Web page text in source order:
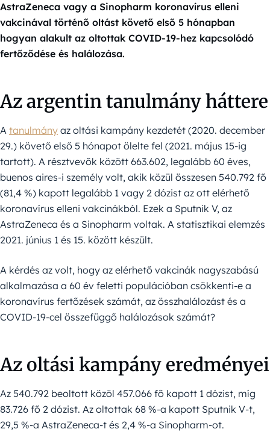
AstraZeneca vagy a Sinopharm koronavírus elleni
vakcinával történő oltást követő első 5 hónapban
hogyan alakult az oltottak COVID-19-hez kapcsolódó
fertőződése és halálozása.
Az argentin tanulmány háttere
A tanulmány az oltási kampány kezdetét (2020. december
29.) követő első 5 hónapot ölelte fel (2021. május 15-ig
tartott). A résztvevők között 663.602, legalább 60 éves,
buenos aires-i személy volt, akik közül összesen 540.792 fő
(81,4 %) kapott legalább 1 vagy 2 dózist az ott elérhető
koronavírus elleni vakcinákból. Ezek a Sputnik V, az
AstraZeneca és a Sinopharm voltak. A statisztikai elemzés
2021. június 1 és 15. között készült.
A kérdés az volt, hogy az elérhető vakcinák nagyszabású
alkalmazása a 60 év feletti populációban csökkenti-e a
koronavírus fertőzések számát, az összhalálozást és a
COVID-19-cel összefüggő halálozások számát?
Az oltási kampány eredményei
Az 540.792 beoltott közöl 457.066 fő kapott 1 dózist, míg
83.726 fő 2 dózist. Az oltottak 68 %-a kapott Sputnik V-t,
29,5 %-a AstraZeneca-t és 2,4 %-a Sinopharm-ot.